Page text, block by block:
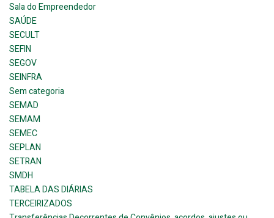
Sala do Empreendedor
SAÚDE
SECULT
SEFIN
SEGOV
SEINFRA
Sem categoria
SEMAD
SEMAM
SEMEC
SEPLAN
SETRAN
SMDH
TABELA DAS DIÁRIAS
TERCEIRIZADOS